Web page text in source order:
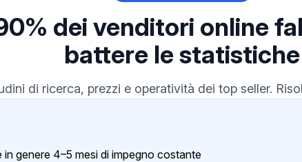
dei venditori online
battere le statistiche
di ricerca, prezzi e operatività dei top seller.
genere 4–5 mesi di impegno costante